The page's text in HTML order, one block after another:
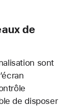
de
sont
de disposer